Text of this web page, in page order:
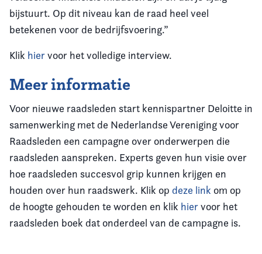
bijstuurt. Op dit niveau kan de raad heel veel
betekenen voor de bedrijfsvoering.”
Klik hiervoor het volledige interview.
Meer informatie
Voor nieuwe raadsleden start kennispartner Deloitte in
samenwerking met de Nederlandse Vereniging voor
Raadsleden een campagne over onderwerpen die
raadsleden aanspreken. Experts geven hun visie over
hoe raadsleden succesvol grip kunnen krijgen en
houden over hun raadswerk. Klik op deze link om op
de hoogte gehouden te worden en klik hiervoor het
raadsleden boek dat onderdeel van de campagne is.